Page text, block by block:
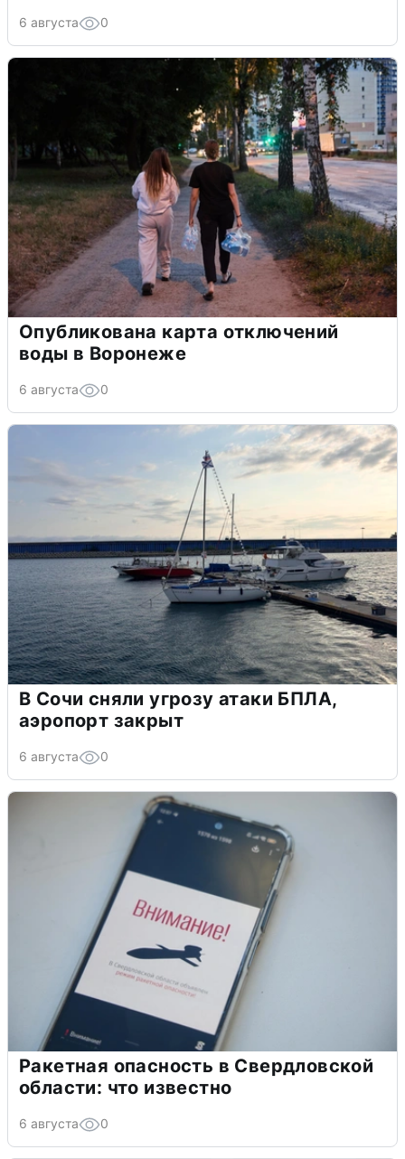
6 августа 0
Опубликована карта отключений
воды в Воронеже
6 августа 0
В Сочи сняли угрозу атаки БПЛА,
аэропорт закрыт
6 августа 0
Ракетная опасность в Свердловской
области: что известно
6 августа 0